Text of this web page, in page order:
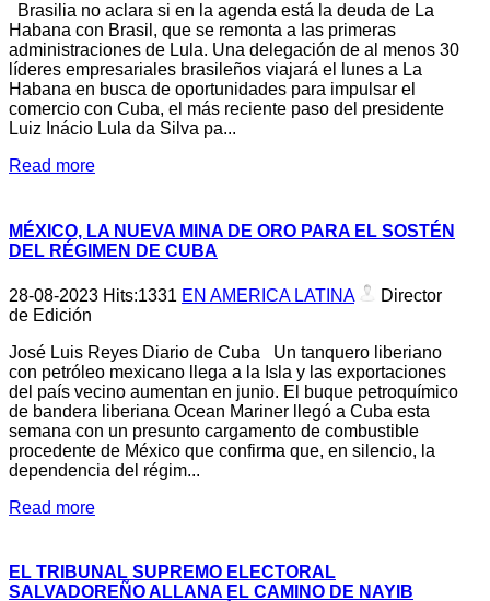
Brasilia no aclara si en la agenda está la deuda de La
Habana con Brasil, que se remonta a las primeras
administraciones de Lula. Una delegación de al menos 30
líderes empresariales brasileños viajará el lunes a La
Habana en busca de oportunidades para impulsar el
comercio con Cuba, el más reciente paso del presidente
Luiz Inácio Lula da Silva pa...
Read more
MÉXICO, LA NUEVA MINA DE ORO PARA EL SOSTÉN
DEL RÉGIMEN DE CUBA
28-08-2023 Hits:1331 EN AMERICA LATINA
Director
de Edición
José Luis Reyes Diario de Cuba Un tanquero liberiano
con petróleo mexicano llega a la Isla y las exportaciones
del país vecino aumentan en junio. El buque petroquímico
de bandera liberiana Ocean Mariner llegó a Cuba esta
semana con un presunto cargamento de combustible
procedente de México que confirma que, en silencio, la
dependencia del régim...
Read more
EL TRIBUNAL SUPREMO ELECTORAL
SALVADOREÑO ALLANA EL CAMINO DE NAYIB